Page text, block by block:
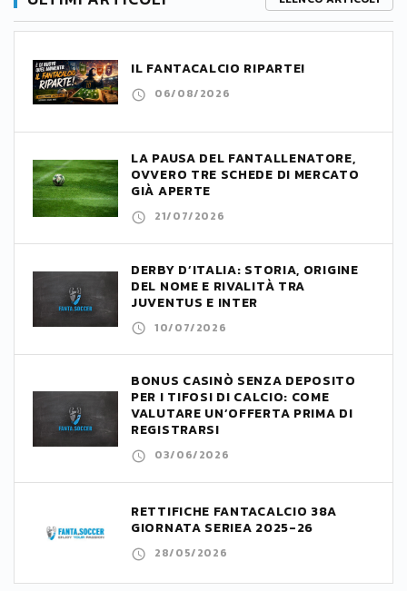
IL FANTACALCIO RIPARTE!
06/08/2026
LA PAUSA DEL FANTALLENATORE,
OVVERO TRE SCHEDE DI MERCATO
GIÀ APERTE
21/07/2026
DERBY D’ITALIA: STORIA, ORIGINE
DEL NOME E RIVALITÀ TRA
JUVENTUS E INTER
10/07/2026
BONUS CASINÒ SENZA DEPOSITO
PER I TIFOSI DI CALCIO: COME
VALUTARE UN’OFFERTA PRIMA DI
REGISTRARSI
03/06/2026
RETTIFICHE FANTACALCIO 38A
GIORNATA SERIEA 2025-26
28/05/2026